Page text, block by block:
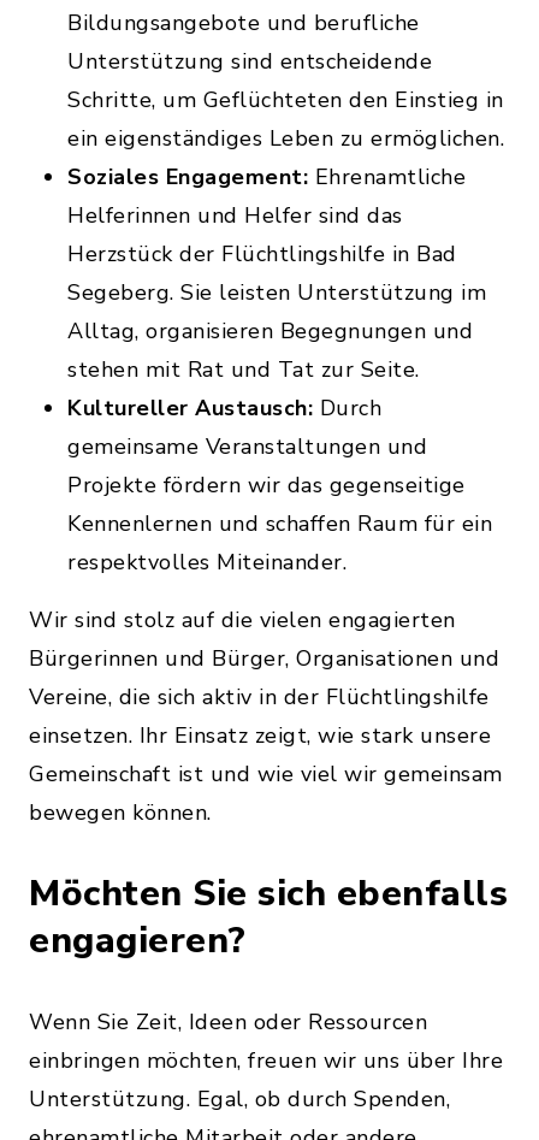
Bildungsangebote und berufliche
Unterstützung sind entscheidende
Schritte, um Geflüchteten den Einstieg in
ein eigenständiges Leben zu ermöglichen.
Soziales Engagement: Ehrenamtliche
Helferinnen und Helfer sind das
Herzstück der Flüchtlingshilfe in Bad
Segeberg. Sie leisten Unterstützung im
Alltag, organisieren Begegnungen und
stehen mit Rat und Tat zur Seite.
Kultureller Austausch: Durch
gemeinsame Veranstaltungen und
Projekte fördern wir das gegenseitige
Kennenlernen und schaffen Raum für ein
respektvolles Miteinander.
Wir sind stolz auf die vielen engagierten
Bürgerinnen und Bürger, Organisationen und
Vereine, die sich aktiv in der Flüchtlingshilfe
einsetzen. Ihr Einsatz zeigt, wie stark unsere
Gemeinschaft ist und wie viel wir gemeinsam
bewegen können.
Möchten Sie sich ebenfalls
engagieren?
Wenn Sie Zeit, Ideen oder Ressourcen
einbringen möchten, freuen wir uns über Ihre
Unterstützung. Egal, ob durch Spenden,